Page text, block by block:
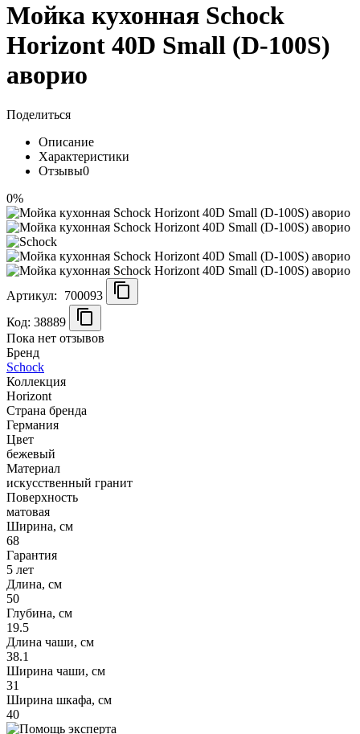
Мойка кухонная Schock
Horizont 40D Small (D-100S)
аворио
Поделиться
Описание
Характеристики
Отзывы0
0%
Артикул:
700093
Код: 38889
Пока нет отзывов
Бренд
Schock
Коллекция
Horizont
Страна бренда
Германия
Цвет
бежевый
Материал
искусственный гранит
Поверхность
матовая
Ширина, см
68
Гарантия
5 лет
Длина, см
50
Глубина, см
19.5
Длина чаши, см
38.1
Ширина чаши, см
31
Ширина шкафа, см
40